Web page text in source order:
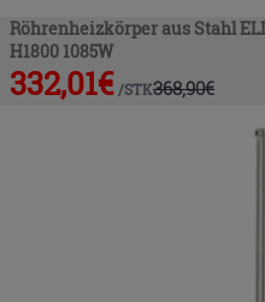
Röhrenheizkörper aus Stahl
H1800 1085W
332,01€ /STK368,90€